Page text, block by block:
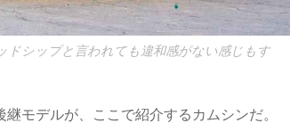
シップと言われても違和感がない感じもす
継モデルが、ここで紹介するカムシンだ。